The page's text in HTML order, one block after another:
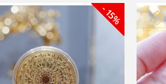
- 15%